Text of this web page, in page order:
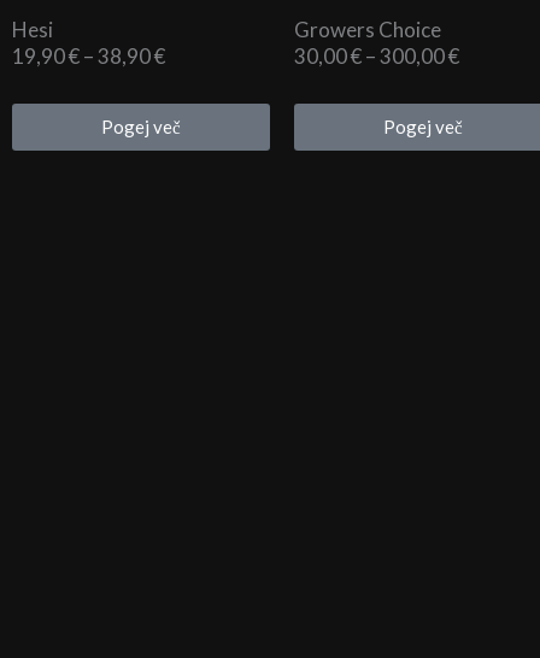
Hesi
19,90€–38,90€Cenovni
od
19,90 €
Pogej več
Growers Choice
30,00€–300,00€Cenovni
od
30,00 €
Pogej več